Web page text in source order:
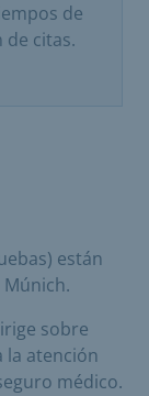
de
de citas.
están
sobre
la atención
médico.